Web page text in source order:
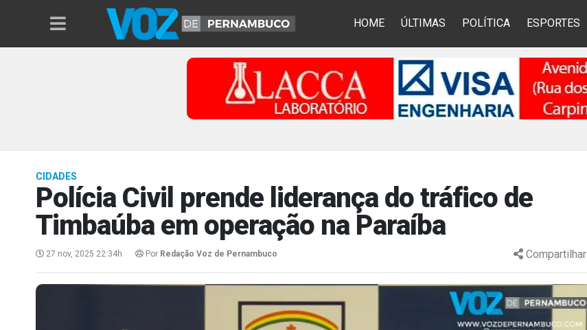
HOME ÚLTIMAS POLÍTICA ESPORTES
CIDADES
Polícia Civil prende liderança do tráfico de
Timbaúba em operação na Paraíba
27 nov, 2025 22:34h Por Redação Voz de Pernambuco Compartilhar